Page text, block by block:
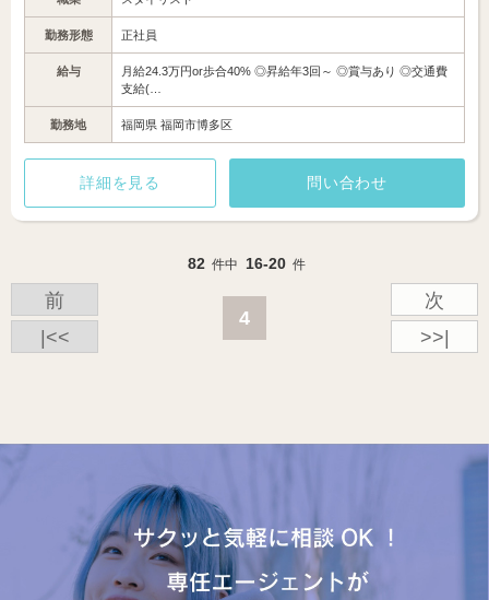
勤務形態 正社員
給与
月給24.3万円or歩合40% ◎昇給年3回～ ◎賞与あり ◎交通費
支給(…
勤務地 福岡県 福岡市博多区
詳細を見る 問い合わせ
82 件中 16-20 件
|<<
前
4
次
>>|